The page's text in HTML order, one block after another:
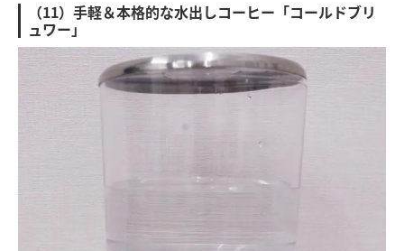
（11）手軽＆本格的な水出しコーヒー「コールドブリ
ュワー」